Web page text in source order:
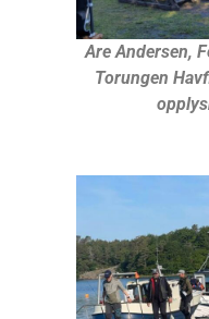
Are Andersen,
Torungen